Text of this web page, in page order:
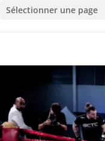
Sélectionner une page